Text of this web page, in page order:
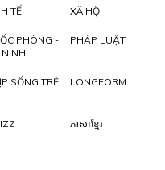
TẾ XÃ HỘI
PHÒNG -
PHÁP LUẬT
SỐNG TRẺ LONGFORM
ភាសាខ្មែរ